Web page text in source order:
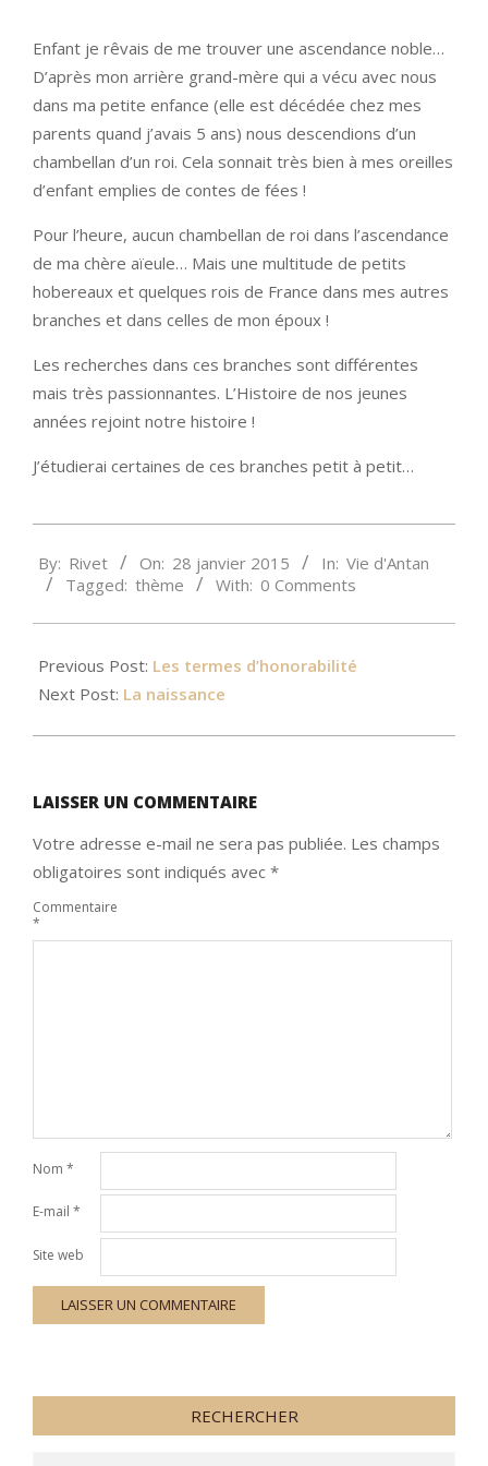
Enfant je rêvais de me trouver une ascendance noble…
D’après mon arrière grand-mère qui a vécu avec nous
dans ma petite enfance (elle est décédée chez mes
parents quand j’avais 5 ans) nous descendions d’un
chambellan d’un roi. Cela sonnait très bien à mes oreilles
d’enfant emplies de contes de fées !
Pour l’heure, aucun chambellan de roi dans l’ascendance
de ma chère aïeule… Mais une multitude de petits
hobereaux et quelques rois de France dans mes autres
branches et dans celles de mon époux !
Les recherches dans ces branches sont différentes
mais très passionnantes. L’Histoire de nos jeunes
années rejoint notre histoire !
J’étudierai certaines de ces branches petit à petit…
01-
28
By: Rivet On: 28 janvier 2015 In: Vie d'Antan
Tagged: thème With: 0 Comments
Previous Post: Les termes d’honorabilité
Next Post: La naissance
LAISSER UN COMMENTAIRE
Votre adresse e-mail ne sera pas publiée. Les champs
obligatoires sont indiqués avec *
Commentaire
*
Nom *
E-mail *
Site web
RECHERCHER